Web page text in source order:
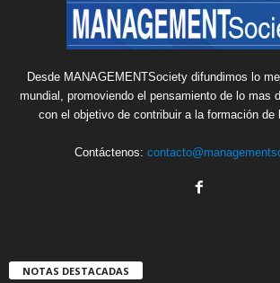
Desde MANAGEMENTSociety difundimos lo
mundial, promoviendo el pensamiento de lo mas
con el objetivo de contribuir a la formación de
Contáctenos:
NOTAS DESTACADAS